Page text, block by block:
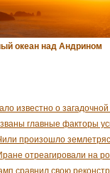
океан над Андрином
известно о
главные факторы
произошло
отреагировали на
сравнил свою